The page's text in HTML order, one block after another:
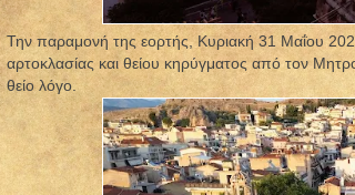
Την παραμονή της εορτής, Κυριακή 31 Μαΐου
αρτοκλασίας και θείου κηρύγματος από τον
θείο λόγο.